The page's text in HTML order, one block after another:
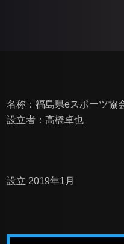
名称：福島県eスポーツ協
設立者：高橋卓也
設立 2019年1月